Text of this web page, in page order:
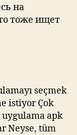
на
тоже ищет
seçmek
istiyor Çok
uygulama apk
Neyse, tüm